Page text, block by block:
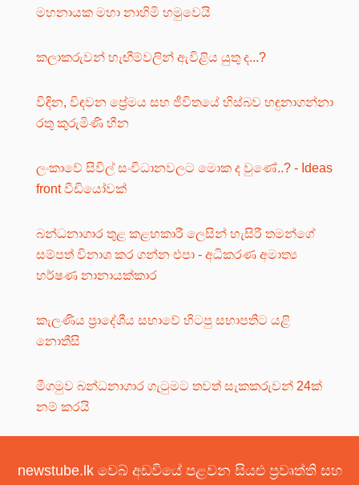
මහනායක මහා නාහිමි හමුවෙයි
කලාකරුවන් හැඟීම්වලින් ඇවිළිය යුතු ද...?
විඳින, විඳවන ප්‍රේමය සහ ජීවිතයේ හිස්බව හඳුනාගන්නා
රතු කුරුමිණි හීන
ලංකාවේ සිවිල් සංවිධානවලට මොක ද වුණේ..? - Ideas
front වීඩියෝවක්
බන්ධනාගාර තුළ කළහකාරී ලෙසින් හැසිරී තමන්ගේ
සම්පත් විනාශ කර ගන්න එපා - අධිකරණ අමාත්‍ය
හර්ෂණ නානායක්කාර
කැලණිය ප්‍රාදේශීය සභාවේ හිටපු සභාපතිට යළි
නොතීසි
මීගමුව බන්ධනාගාර ගැටුමට තවත් සැකකරුවන් 24ක්
නම් කරයි
newstube.lk වෙබ් අඩවියේ පළවන සියළු ප්‍රවෘත්ති සහ